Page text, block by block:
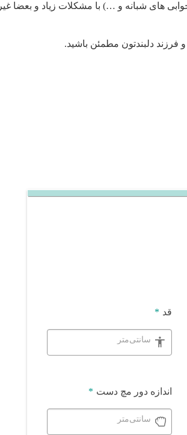
های شبانه و …) با مشکلات زیاد و بعضا غیر
دلبندتون مطمئن باشید.
قد *
سانتی‌متر
اندازه دور مچ دست *
سانتی‌متر